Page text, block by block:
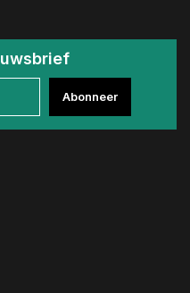
Abonneer